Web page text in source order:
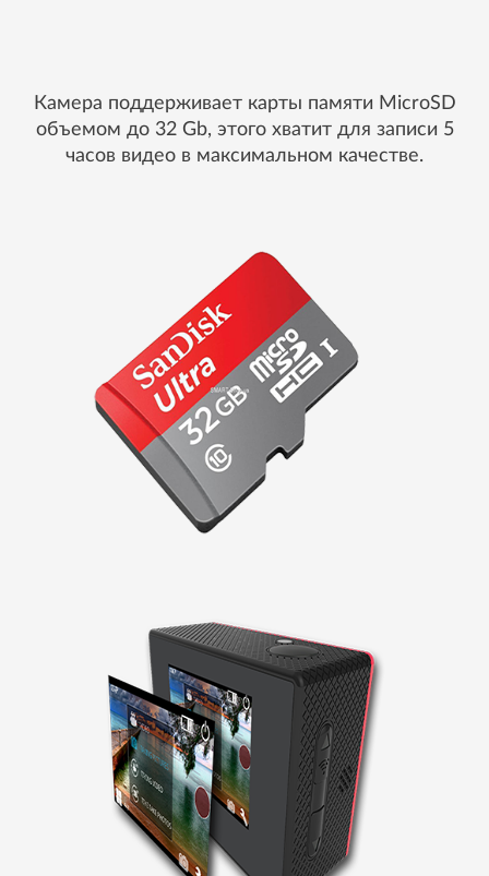
Камера поддерживает карты памяти MicroSD
объемом до 32 Gb, этого хватит для записи 5
часов видео в максимальном качестве.